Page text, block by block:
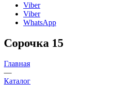
Viber
Viber
WhatsApp
Сорочка 15
Главная
—
Каталог